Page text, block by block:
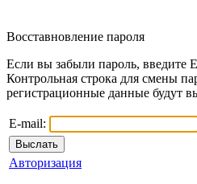
Восставновление пароля
Если вы забыли пароль, введите
Контрольная строка для смены
регистрационные данные будут
E-mail:
Авторизация